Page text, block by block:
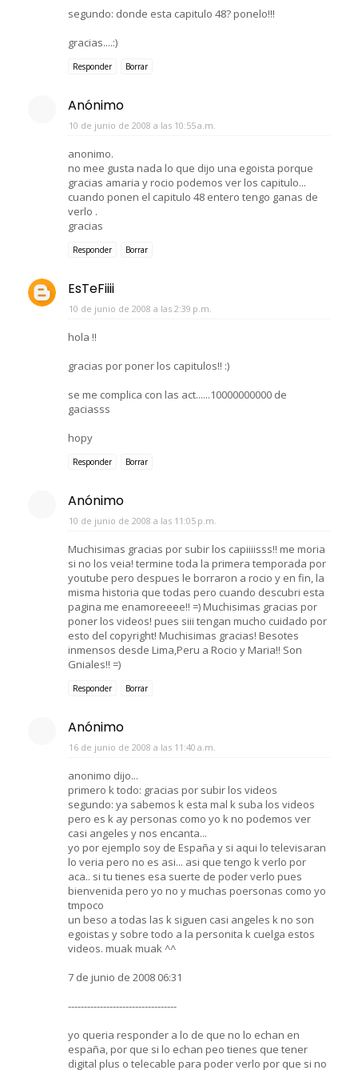
segundo: donde esta capitulo 48? ponelo!!!
gracias....:)
Responder Borrar
Anónimo
10 de junio de 2008 a las 10:55 a.m.
anonimo.
no mee gusta nada lo que dijo una egoista porque
gracias amaria y rocio podemos ver los capitulo...
cuando ponen el capitulo 48 entero tengo ganas de
verlo .
gracias
Responder Borrar
EsTeFiiii
10 de junio de 2008 a las 2:39 p.m.
hola !!
gracias por poner los capitulos!! :)
se me complica con las act......10000000000 de
gaciasss
hopy
Responder Borrar
Anónimo
10 de junio de 2008 a las 11:05 p.m.
Muchisimas gracias por subir los capiiiisss!! me moria
si no los veia! termine toda la primera temporada por
youtube pero despues le borraron a rocio y en fin, la
misma historia que todas pero cuando descubri esta
pagina me enamoreeee!! =) Muchisimas gracias por
poner los videos! pues siii tengan mucho cuidado por
esto del copyright! Muchisimas gracias! Besotes
inmensos desde Lima,Peru a Rocio y Maria!! Son
Gniales!! =)
Responder Borrar
Anónimo
16 de junio de 2008 a las 11:40 a.m.
anonimo dijo...
primero k todo: gracias por subir los videos
segundo: ya sabemos k esta mal k suba los videos
pero es k ay personas como yo k no podemos ver
casi angeles y nos encanta...
yo por ejemplo soy de España y si aqui lo televisaran
lo veria pero no es asi... asi que tengo k verlo por
aca.. si tu tienes esa suerte de poder verlo pues
bienvenida pero yo no y muchas poersonas como yo
tmpoco
un beso a todas las k siguen casi angeles k no son
egoistas y sobre todo a la personita k cuelga estos
videos. muak muak ^^
7 de junio de 2008 06:31
----------------------------------
yo queria responder a lo de que no lo echan en
españa, por que si lo echan peo tienes que tener
digital plus o telecable para poder verlo por que si no